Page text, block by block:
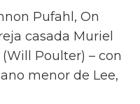
Pufahl, On
casada Muriel
Poulter) – con
menor de Lee,